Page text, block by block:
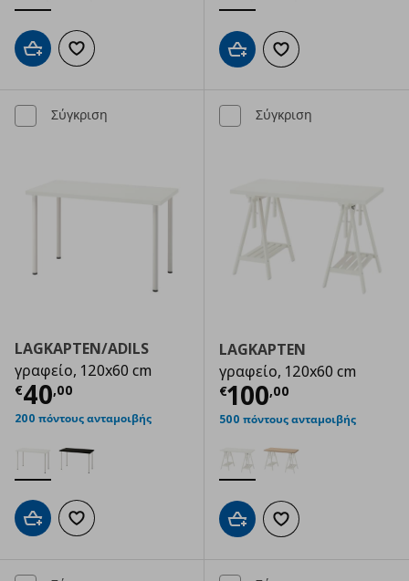
Προσθήκη στο καλάθι
Προσθήκη στα αγαπημένα Προσθήκη στο καλάθι
Προσθήκη στα
Σύγκριση
LAGKAPTEN/ADILS
γραφείο, 120x60 cm
€40,00
Τρέχουσα τιμή € 40,00
200 πόντους ανταμοιβής
Προσθήκη στο καλάθι
Προσθήκη στα αγαπημένα
Σύγκριση
LAGKAPTEN
γραφείο, 120x60 cm
€100,00
Τρέχουσα
500 πόντους ανταμοιβής
Προσθήκη στο καλάθι
Προσθήκη στα